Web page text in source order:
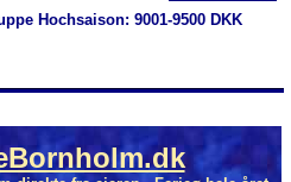
Hochsaison: 9001-9500 DKK